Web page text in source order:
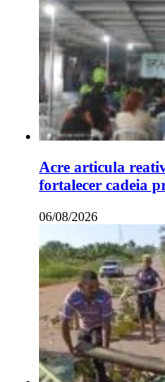
Acre articula
fortalecer cadeia
06/08/2026